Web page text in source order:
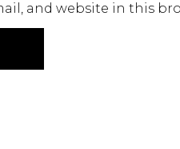
and website in this